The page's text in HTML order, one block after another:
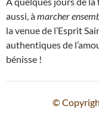
aussi, àmarcher
la venue de l’Esprit
authentiques de
bénisse !
©